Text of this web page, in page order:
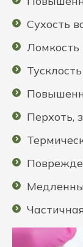
Сухость
Ломкость
Перхоть,